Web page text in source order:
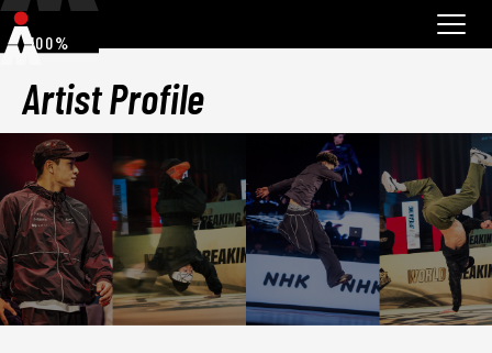
100%
Artist Profile